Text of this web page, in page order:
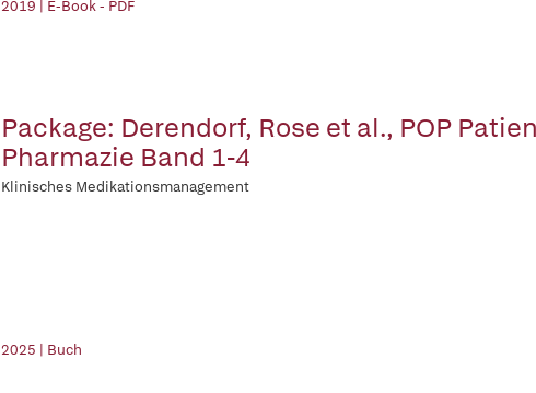
2019 | E-Book - PDF
Package: Derendorf, Rose et al., POP
Pharmazie Band 1-4
Klinisches Medikationsmanagement
2025 | Buch